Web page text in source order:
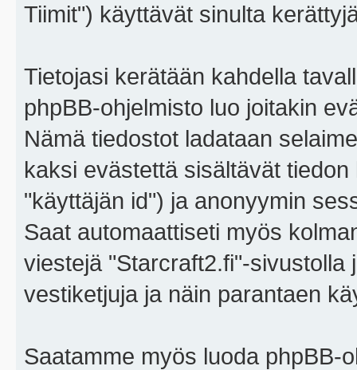
Tiimit") käyttävät sinulta
Tietojasi kerätään kahdella
phpBB-ohjelmisto luo joitakin
Nämä tiedostot ladataan
kaksi evästettä sisältävät
"käyttäjän id") ja anonyymin
Saat automaattiseti myös
viestejä "Starcraft2.fi"-sivustolla
vestiketjuja ja näin parantaen
Saatamme myös luoda phpBB-